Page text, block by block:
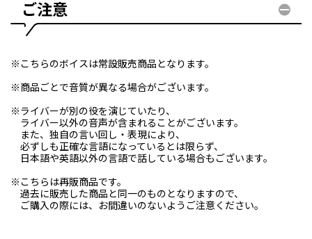
ご注意
※こちらのボイスは常設販売商品となります。
※商品ごとで音質が異なる場合がございます。
※ライバーが別の役を演じていたり、
ライバー以外の音声が含まれることがございます。
また、独自の言い回し・表現により、
必ずしも正確な言語になっているとは限らず、
日本語や英語以外の言語で話している場合もございます。
※こちらは再販商品です。
過去に販売した商品と同一のものとなりますので、
ご購入の際には、お間違いのないようご注意ください。